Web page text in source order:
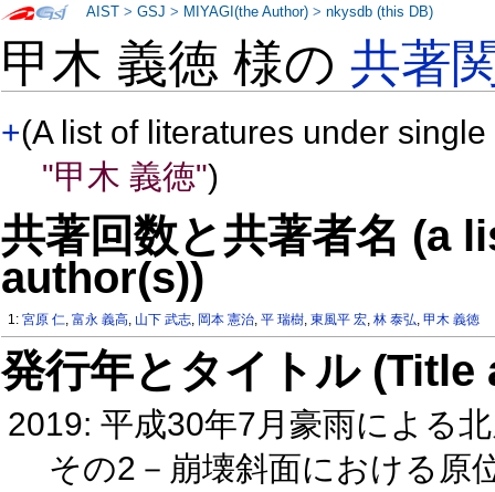
甲木 義徳 様の共著
+(A list of literatures under
"甲木 義徳")
共著回数と共著者名 (a
author(s))
1:宮原 仁,富永 義高, 山下 武志, 岡本 憲治,平 瑞樹,東風平 宏,林 泰弘,甲木 義徳
発行年とタイトル
2019: 平成30年7月豪雨による
その2－崩壊斜面における原
AIST >GSJ > MIYAGI(the Author) >nkysdb (this DB)